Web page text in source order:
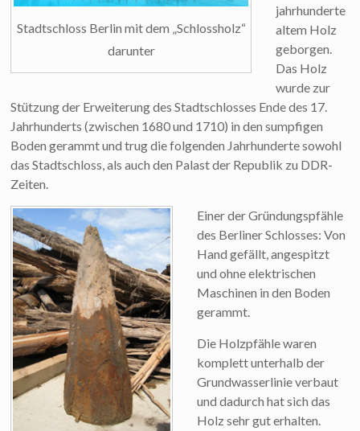
Stadtschloss Berlin mit dem „Schlossholz“
darunter
jahrhunderte
altem Holz
geborgen.
Das Holz
wurde zur
Stützung der Erweiterung des Stadtschlosses Ende des 17.
Jahrhunderts (zwischen 1680 und 1710) in den sumpfigen
Boden gerammt und trug die folgenden Jahrhunderte sowohl
das Stadtschloss, als auch den Palast der Republik zu DDR-
Zeiten.
Einer der Gründungspfähle
des Berliner Schlosses: Von
Hand gefällt, angespitzt
und ohne elektrischen
Maschinen in den Boden
gerammt.
Die Holzpfähle waren
komplett unterhalb der
Grundwasserlinie verbaut
und dadurch hat sich das
Holz sehr gut erhalten.